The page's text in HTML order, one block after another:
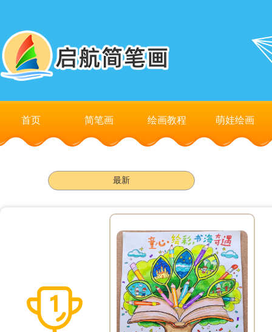
首页 简笔画 绘画教程 萌娃绘画
最新